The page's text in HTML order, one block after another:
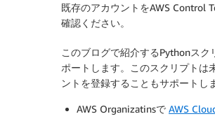
既存のアカウントをAWS Control
確認ください。
このブログで紹介するPythonス
ポートします。このスクリプトは
ントを登録することもサポートし
AWS Organizatinsで AWS